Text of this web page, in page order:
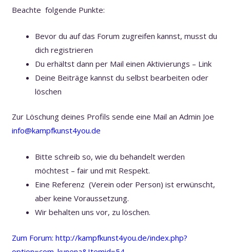
Beachte folgende Punkte:
Bevor du auf das Forum zugreifen kannst, musst du
dich registrieren
Du erhältst dann per Mail einen Aktivierungs – Link
Deine Beiträge kannst du selbst bearbeiten oder
löschen
Zur Löschung deines Profils sende eine Mail an Admin Joe
info@kampfkunst4you.de
Bitte schreib so, wie du behandelt werden
möchtest – fair und mit Respekt.
Eine Referenz (Verein oder Person) ist erwünscht,
aber keine Voraussetzung.
Wir behalten uns vor, zu löschen.
Zum Forum: http://kampfkunst4you.de/index.php?